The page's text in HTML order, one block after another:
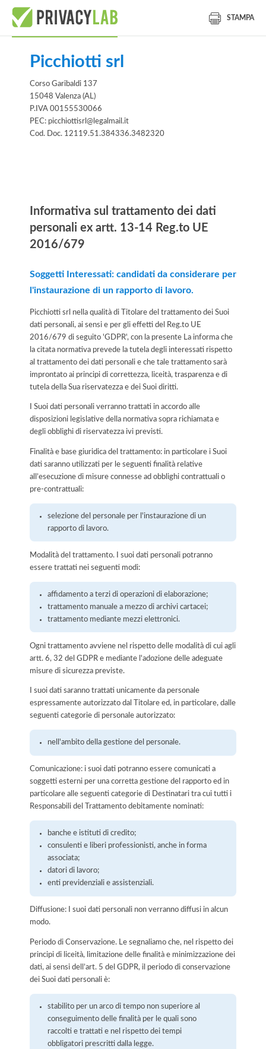
STAMPA
Picchiotti srl
Corso Garibaldi 137
15048 Valenza (AL)
P.IVA 00155530066
PEC: picchiottisrl@legalmail.it
Cod. Doc. 12119.51.384336.3482320
Informativa sul trattamento dei dati
personali ex artt. 13-14 Reg.to UE
2016/679
Soggetti Interessati: candidati da considerare per
l'instaurazione di un rapporto di lavoro.
Picchiotti srl nella qualità di Titolare del trattamento dei Suoi
dati personali, ai sensi e per gli effetti del Reg.to UE
2016/679 di seguito 'GDPR', con la presente La informa che
la citata normativa prevede la tutela degli interessati rispetto
al trattamento dei dati personali e che tale trattamento sarà
improntato ai principi di correttezza, liceità, trasparenza e di
tutela della Sua riservatezza e dei Suoi diritti.
I Suoi dati personali verranno trattati in accordo alle
disposizioni legislative della normativa sopra richiamata e
degli obblighi di riservatezza ivi previsti.
Finalità e base giuridica del trattamento: in particolare i Suoi
dati saranno utilizzati per le seguenti finalità relative
all’esecuzione di misure connesse ad obblighi contrattuali o
pre-contrattuali:
selezione del personale per l'instaurazione di un
rapporto di lavoro.
Modalità del trattamento. I suoi dati personali potranno
essere trattati nei seguenti modi:
affidamento a terzi di operazioni di elaborazione;
trattamento manuale a mezzo di archivi cartacei;
trattamento mediante mezzi elettronici.
Ogni trattamento avviene nel rispetto delle modalità di cui agli
artt. 6, 32 del GDPR e mediante l'adozione delle adeguate
misure di sicurezza previste.
I suoi dati saranno trattati unicamente da personale
espressamente autorizzato dal Titolare ed, in particolare, dalle
seguenti categorie di personale autorizzato:
nell'ambito della gestione del personale.
Comunicazione: i suoi dati potranno essere comunicati a
soggetti esterni per una corretta gestione del rapporto ed in
particolare alle seguenti categorie di Destinatari tra cui tutti i
Responsabili del Trattamento debitamente nominati:
banche e istituti di credito;
consulenti e liberi professionisti, anche in forma
associata;
datori di lavoro;
enti previdenziali e assistenziali.
Diffusione: I suoi dati personali non verranno diffusi in alcun
modo.
Periodo di Conservazione. Le segnaliamo che, nel rispetto dei
principi di liceità, limitazione delle finalità e minimizzazione dei
dati, ai sensi dell’art. 5 del GDPR, il periodo di conservazione
dei Suoi dati personali è:
stabilito per un arco di tempo non superiore al
conseguimento delle finalità per le quali sono
raccolti e trattati e nel rispetto dei tempi
obbligatori prescritti dalla legge.